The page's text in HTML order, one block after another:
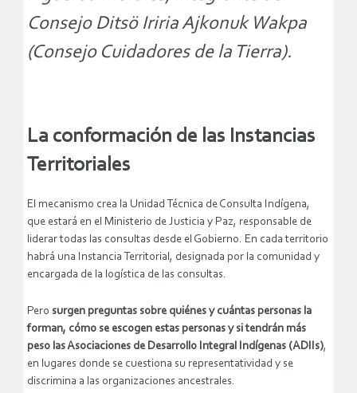
Consejo Ditsö Iriria Ajkonuk Wakpa
(Consejo Cuidadores de la Tierra).
La conformación de las Instancias
Territoriales
El mecanismo crea la Unidad Técnica de Consulta Indígena,
que estará en el Ministerio de Justicia y Paz, responsable de
liderar todas las consultas desde el Gobierno. En cada territorio
habrá una Instancia Territorial, designada por la comunidad y
encargada de la logística de las consultas.
Pero surgen preguntas sobre quiénes y cuántas personas la
forman, cómo se escogen estas personas y si tendrán más
peso las Asociaciones de Desarrollo Integral Indígenas (ADIIs),
en lugares donde se cuestiona su representatividad y se
discrimina a las organizaciones ancestrales.